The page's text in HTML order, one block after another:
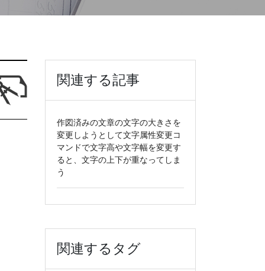
関連する記事
作図済みの文章の文字の大きさを
変更しようとして文字属性変更コ
マンドで文字高や文字幅を変更す
ると、文字の上下が重なってしま
う
関連するタグ